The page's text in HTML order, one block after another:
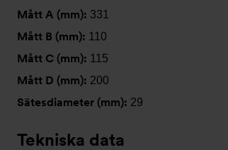
Mått A (mm): 331
Mått B (mm): 110
Mått C (mm): 115
Mått D (mm): 200
Sätesdiameter (mm): 29
Tekniska data